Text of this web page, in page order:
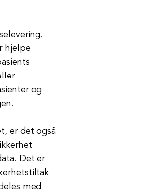
hjelpe
og
er det også
Det er
med